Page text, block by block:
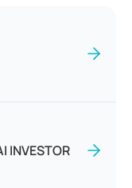
INVESTOR